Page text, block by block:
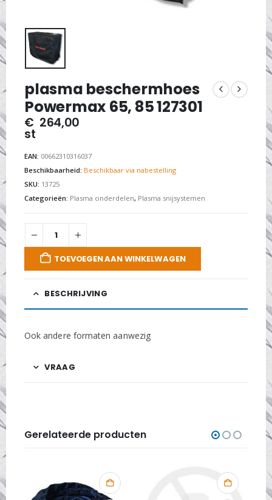
plasma beschermhoes
Powermax 65, 85 127301
€ 264,00
st
EAN: 00662310316037
Beschikbaarheid: Beschikbaar via nabestelling
SKU: 13725
Categorieën: Plasma onderdelen, Plasma snijsystemen
TOEVOEGEN AAN WINKELWAGEN
BESCHRIJVING
Ook andere formaten aanwezig
VRAAG
Gerelateerde producten